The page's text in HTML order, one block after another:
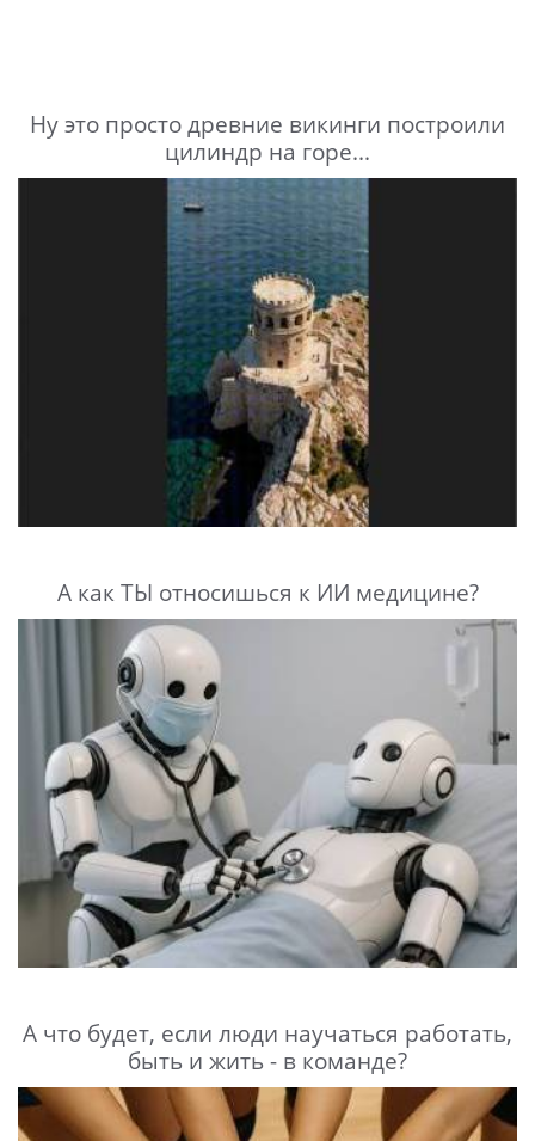
Ну это просто древние викинги построили
цилиндр на горе...
А как ТЫ относишься к ИИ медицине?
А что будет, если люди научаться работать,
быть и жить - в команде?